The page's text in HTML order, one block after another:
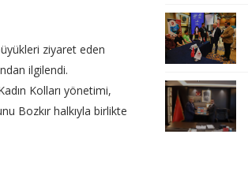
ziyaret eden
ilgilendi.
Kolları yönetimi,
Bozkır halkıyla birlikte